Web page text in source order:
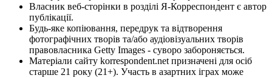
Власник веб-сторінки в розділі Я-Корреспондент є автор
публікації.
Будь-яке копіювання, передрук та відтворення
фотографічних творів та/або аудіовізуальних творів
правовласника Getty Images - суворо забороняється.
Матеріали сайту korrespondent.net призначені для осіб
старше 21 року (21+). Участь в азартних іграх може